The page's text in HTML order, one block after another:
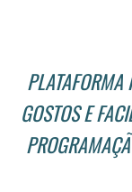
PLATAFORMA
GOSTOS E